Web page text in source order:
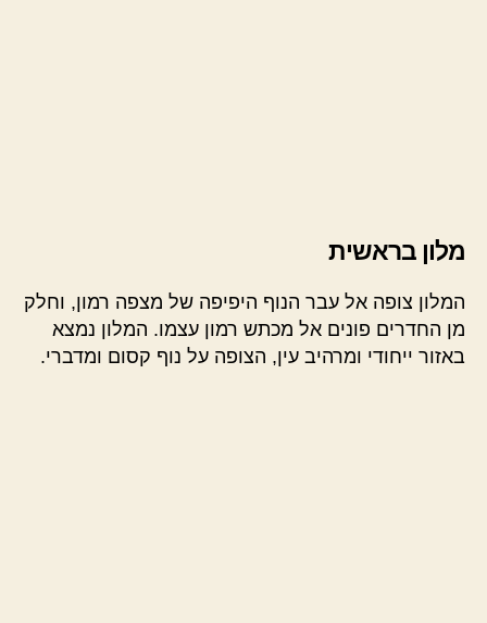
מלון בראשית
המלון צופה אל עבר הנוף היפיפה של מצפה רמון, וחלק
מן החדרים פונים אל מכתש רמון עצמו. המלון נמצא
באזור ייחודי ומרהיב עין, הצופה על נוף קסום ומדברי.